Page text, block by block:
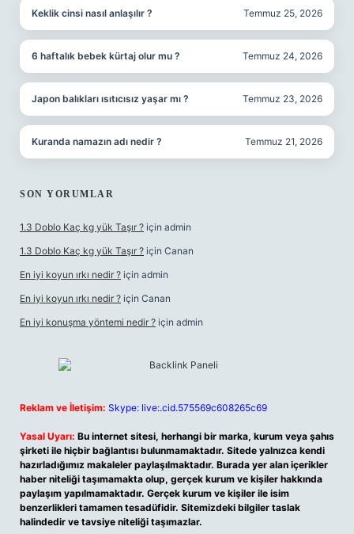
Keklik cinsi nasıl anlaşılır ? Temmuz 25, 2026
6 haftalık bebek kürtaj olur mu ? Temmuz 24, 2026
Japon balıkları ısıtıcısız yaşar mı ? Temmuz 23, 2026
Kuranda namazın adı nedir ? Temmuz 21, 2026
SON YORUMLAR
1.3 Doblo Kaç kg yük Taşır ? için admin
1.3 Doblo Kaç kg yük Taşır ? için Canan
En iyi koyun ırkı nedir ? için admin
En iyi koyun ırkı nedir ? için Canan
En iyi konuşma yöntemi nedir ? için admin
Reklam ve İletişim: Skype: live:.cid.575569c608265c69
Yasal Uyarı: Bu internet sitesi, herhangi bir marka, kurum veya şahıs
şirketi ile hiçbir bağlantısı bulunmamaktadır. Sitede yalnızca kendi
hazırladığımız makaleler paylaşılmaktadır. Burada yer alan içerikler
haber niteliği taşımamakta olup, gerçek kurum ve kişiler hakkında
paylaşım yapılmamaktadır. Gerçek kurum ve kişiler ile isim
benzerlikleri tamamen tesadüfidir. Sitemizdeki bilgiler taslak
halindedir ve tavsiye niteliği taşımazlar.